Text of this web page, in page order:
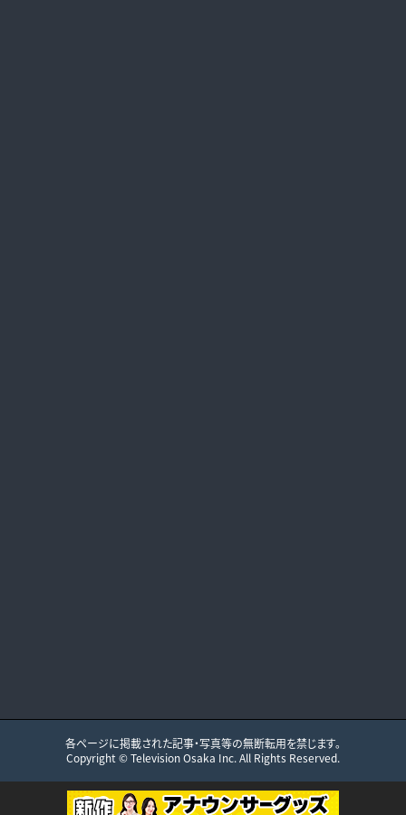
各ページに掲載された記事・写真等の無断転用を禁じます。
Copyright ©Television Osaka Inc. All Rights Reserved.